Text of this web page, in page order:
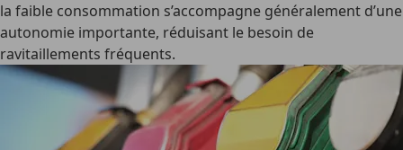
la faible consommation s’accompagne généralement d’une
autonomie importante, réduisant le besoin de
ravitaillements fréquents.